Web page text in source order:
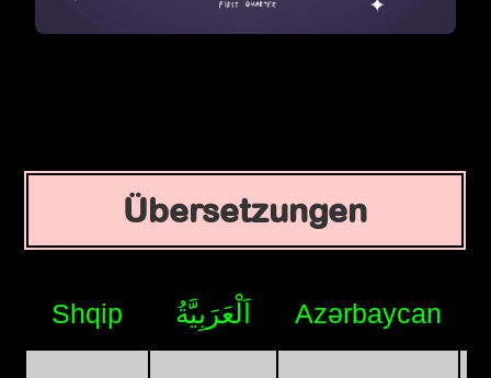
Übersetzungen
Shqip اَلْعَرَبِيَّةُ Azərbaycan